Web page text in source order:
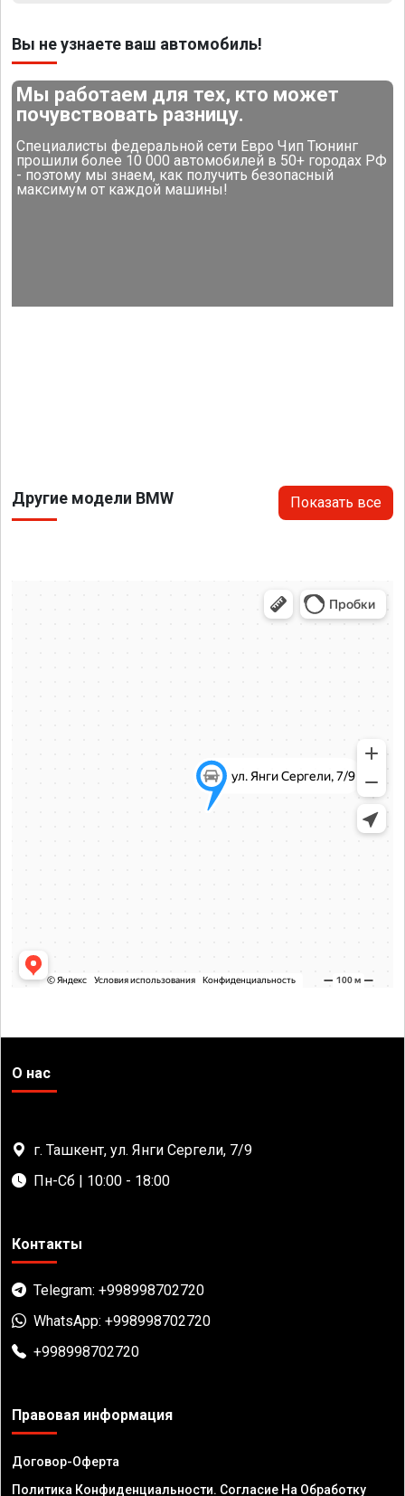
Вы не узнаете ваш автомобиль!
Мы работаем для тех, кто может
почувствовать разницу.
Специалисты федеральной сети Евро Чип Тюнинг
прошили более 10 000 автомобилей в 50+ городах РФ
- поэтому мы знаем, как получить безопасный
максимум от каждой машины!
Другие модели BMW Показать все
О нас
г. Ташкент, ул. Янги Сергели, 7/9
Пн-Сб | 10:00 - 18:00
Контакты
Telegram: +998998702720
WhatsApp: +998998702720
+998998702720
Правовая информация
Договор-Оферта
Политика Конфиденциальности. Согласие На Обработку